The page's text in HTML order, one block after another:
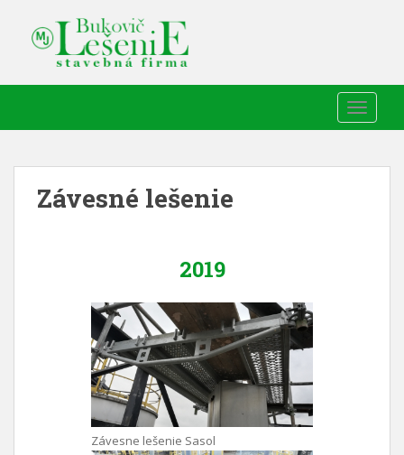
Závesné lešenie
2019
Závesne lešenie Sasol